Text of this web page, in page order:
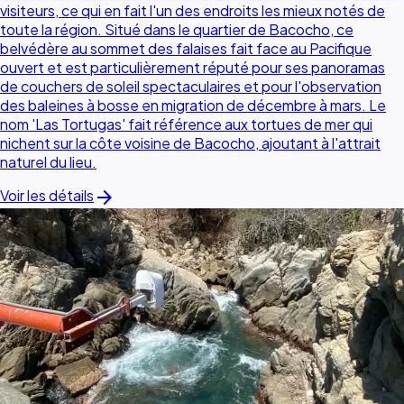
visiteurs, ce qui en fait l'un des endroits les mieux notés de
toute la région. Situé dans le quartier de Bacocho, ce
belvédère au sommet des falaises fait face au Pacifique
ouvert et est particulièrement réputé pour ses panoramas
de couchers de soleil spectaculaires et pour l'observation
des baleines à bosse en migration de décembre à mars. Le
nom 'Las Tortugas' fait référence aux tortues de mer qui
nichent sur la côte voisine de Bacocho, ajoutant à l'attrait
naturel du lieu.
Voir les détails arrow_forward